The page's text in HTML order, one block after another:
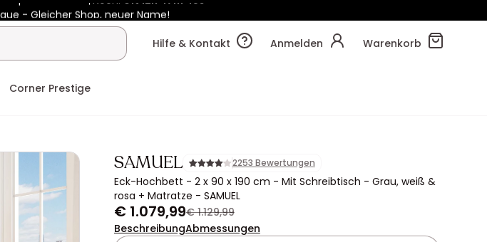
- Gleicher Shop, neuer Name!
Produkte Noch:01t
Hilfe & Kontakt
Anmelden Warenkorb
Corner Prestige
SAMUEL 2253 Bewertungen
Eck-Hochbett - 2 x 90 x 190 cm - Mit Schreibtisch - Grau, weiß &
rosa + Matratze - SAMUEL
€ 1.079,99€ 1.129,99
BeschreibungAbmessungen